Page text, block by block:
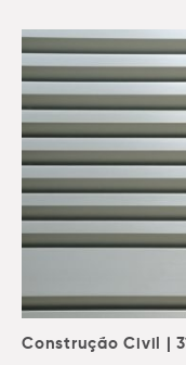
Construção Civil |